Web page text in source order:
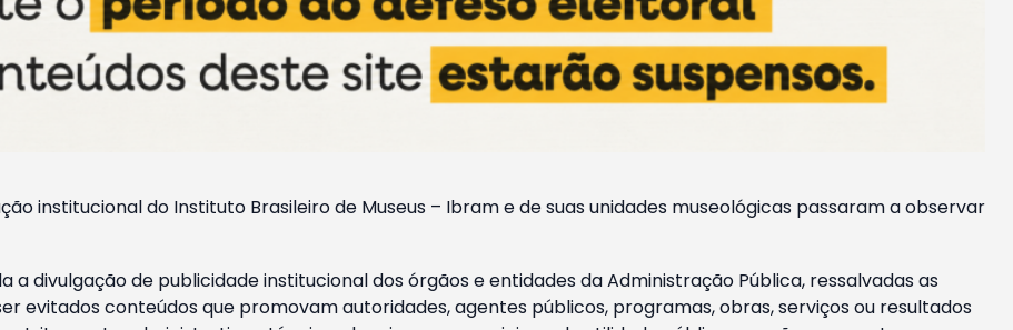
institucional do Instituto Brasileiro de Museus – Ibram e de suas unidades museológicas passaram a observar
a divulgação de publicidade institucional dos órgãos e entidades da Administração Pública, ressalvadas as
evitados conteúdos que promovam autoridades, agentes públicos, programas, obras, serviços ou resultados